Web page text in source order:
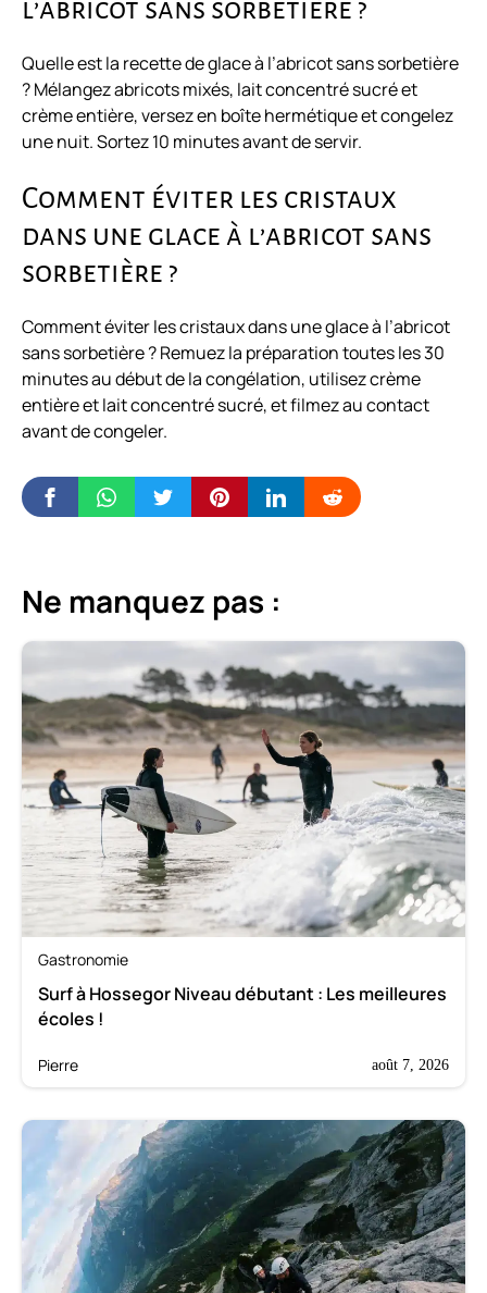
l’abricot sans sorbetière ?
Quelle est la recette de glace à l’abricot sans sorbetière
? Mélangez abricots mixés, lait concentré sucré et
crème entière, versez en boîte hermétique et congelez
une nuit. Sortez 10 minutes avant de servir.
Comment éviter les cristaux
dans une glace à l’abricot sans
sorbetière ?
Comment éviter les cristaux dans une glace à l’abricot
sans sorbetière ? Remuez la préparation toutes les 30
minutes au début de la congélation, utilisez crème
entière et lait concentré sucré, et filmez au contact
avant de congeler.
Ne manquez pas :
Gastronomie
Surf à Hossegor Niveau débutant : Les meilleures
écoles !
Pierre août 7, 2026